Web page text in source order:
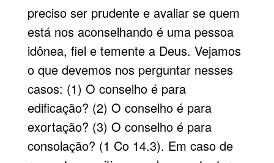
preciso ser prudente e avaliar se quem
está nos aconselhando é uma pessoa
idônea, fiel e temente a Deus. Vejamos
o que devemos nos perguntar nesses
casos: (1) O conselho é para
edificação? (2) O conselho é para
exortação? (3) O conselho é para
consolação? (1 Co 14.3). Em caso de